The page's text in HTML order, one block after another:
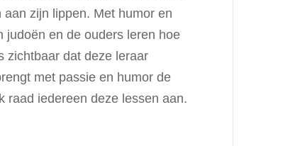
zijn lippen. Met humor en
judoën en de ouders leren hoe
zichtbaar dat deze leraar
met passie en humor de
raad iedereen deze lessen aan.